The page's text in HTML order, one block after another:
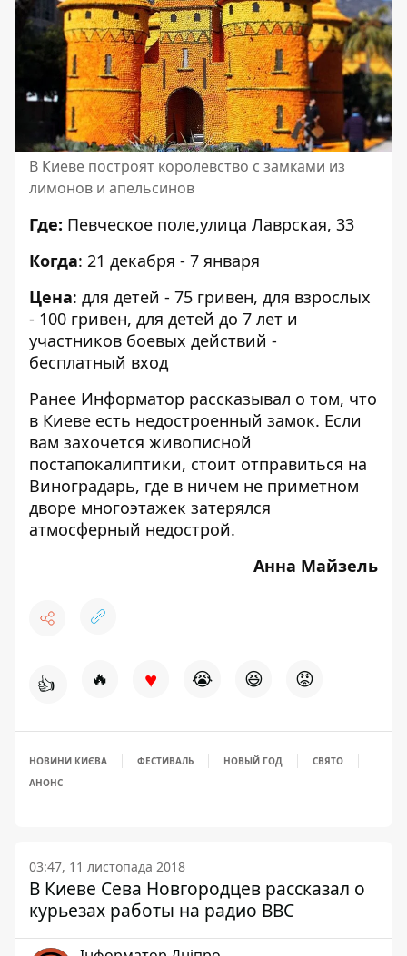
В Киеве построят королевство с замками из
лимонов и апельсинов
Где: Певческое поле,улица Лаврская, 33
Когда: 21 декабря - 7 января
Цена: для детей - 75 гривен, для взрослых
- 100 гривен, для детей до 7 лет и
участников боевых действий -
бесплатный вход
Ранее Информатор рассказывал о том, что
в Киеве есть недостроенный замок. Если
вам захочется живописной
постапокалиптики, стоит отправиться на
Виноградарь, где в ничем не приметном
дворе многоэтажек затерялся
атмосферный недострой.
Анна Майзель
👍 🔥 ♥ 😭 😆 😡
НОВИНИ КИЄВА ФЕСТИВАЛЬ НОВЫЙ ГОД
СВЯТО
АНОНС
03:47, 11 листопада 2018
В Киеве Сева Новгородцев рассказал о
курьезах работы на радио BBC